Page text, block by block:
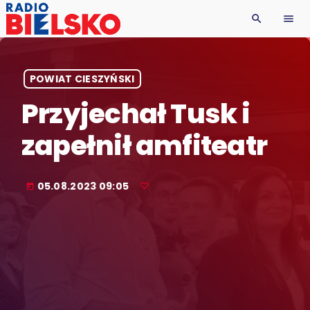
search menu
POWIAT CIESZYŃSKI
Przyjechał Tusk i
zapełnił amfiteatr
today 05.08.2023 09:05